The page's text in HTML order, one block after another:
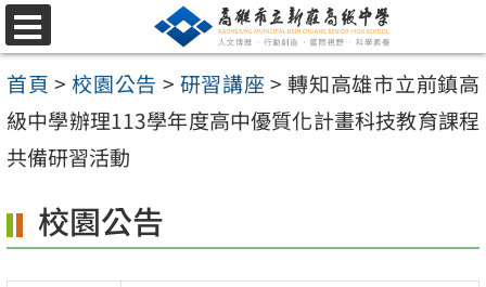
跳
至
主
要
內
區
選
單
首頁 > 校園公告 > 研習講座 > 轉知高雄市立前鎮高
級中學辦理113學年度高中優質化計畫科技教育課程
共備研習活動
校園公告